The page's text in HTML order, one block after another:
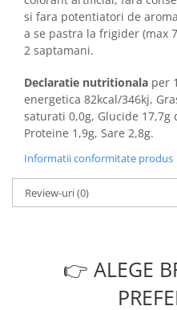
si fara potentiatori de
a se pastra la frigider (max
2 saptamani.
Declaratie nutritionala per
energetica 82kcal/346kj,
saturati 0,0g, Glucide 17,7g
Proteine 1,9g, Sare 2,8g.
Informatii conformitate produs
Review-uri(0)
👉 ALEGE